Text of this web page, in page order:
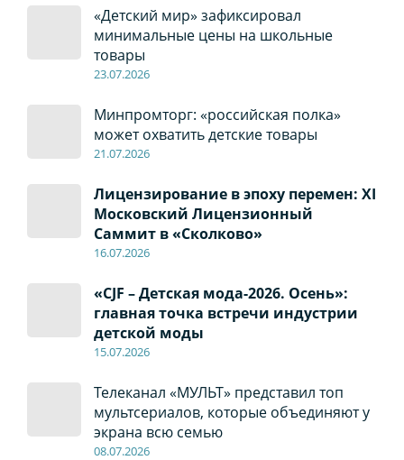
«Детский мир» зафиксировал
минимальные цены на школьные
товары
23.07.2026
Минпромторг: «российская полка»
может охватить детские товары
21.07.2026
Лицензирование в эпоху перемен: XI
Московский Лицензионный
Саммит в «Сколково»
16.07.2026
«CJF – Детская мода-2026. Осень»:
главная точка встречи индустрии
детской моды
15.07.2026
Телеканал «МУЛЬТ» представил топ
мультсериалов, которые объединяют у
экрана всю семью
08.07.2026